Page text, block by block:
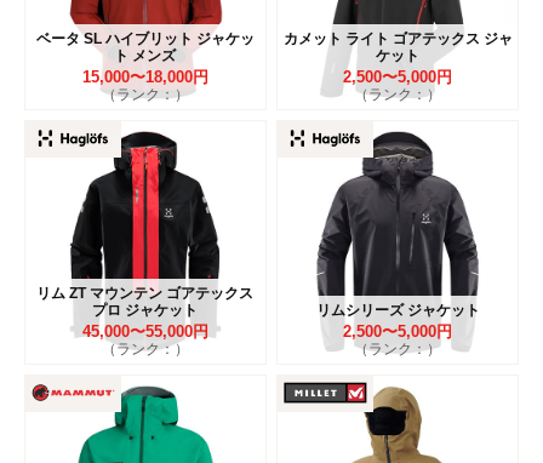
ベータ SL ハイブリット ジャケッ
ト メンズ
15,000〜18,000円
（ランク：）
カメット ライト ゴアテックス ジャ
ケット
2,500〜5,000円
（ランク：）
リム ZT マウンテン ゴアテックス
プロ ジャケット
45,000〜55,000円
（ランク：）
リムシリーズ ジャケット
2,500〜5,000円
（ランク：）